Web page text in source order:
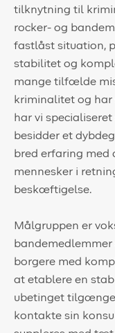
tilknytning til
rocker- og
fastlåst situation,
stabilitet og
mange tilfælde
kriminalitet og har
har vi
besidder et
bred erfaring
mennesker i
beskæftigelse.
Målgruppen er
borgere med
at etablere en
ubetinget
kontakte sin